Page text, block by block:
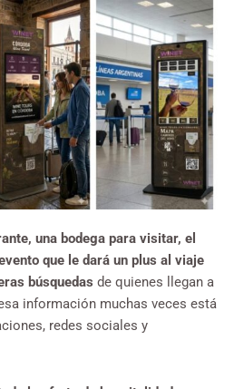
una bodega para visitar, el
que le dará un plus al viaje
búsquedas de quienes llegan a
información muchas veces está
redes sociales y